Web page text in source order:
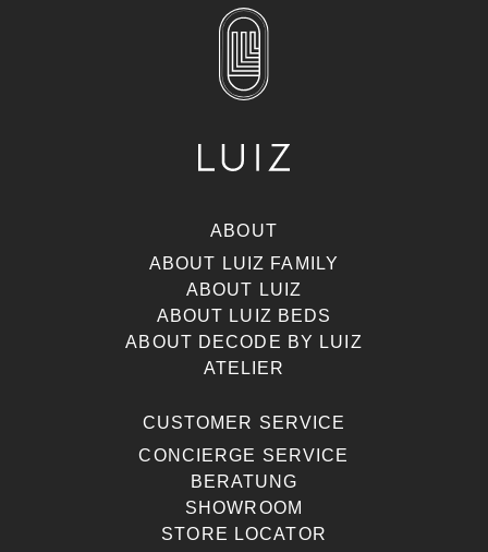
ABOUT
ABOUT LUIZ FAMILY
ABOUT LUIZ
ABOUT LUIZ BEDS
ABOUT DECODE BY LUIZ
ATELIER
CUSTOMER SERVICE
CONCIERGE SERVICE
BERATUNG
SHOWROOM
STORE LOCATOR